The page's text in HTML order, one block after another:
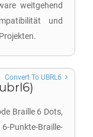
weitgehend
und
Braille 6 Dots,
Punkte-Braille-
Convert To UBRL6